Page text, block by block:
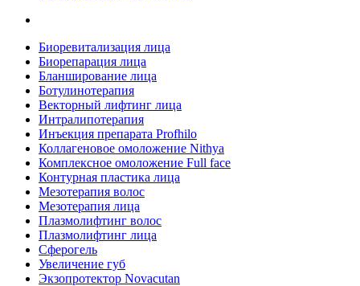
Биоревитализация лица
Биорепарация лица
Бланширование лица
Ботулинотерапия
Векторный лифтинг лица
Интралипотерапия
Инъекция препарата Profhilo
Коллагеновое омоложение Nithya
Комплексное омоложение Full face
Контурная пластика лица
Мезотерапия волос
Мезотерапия лица
Плазмолифтинг волос
Плазмолифтинг лица
Сферогель
Увеличение губ
Экзопротектор Novacutan